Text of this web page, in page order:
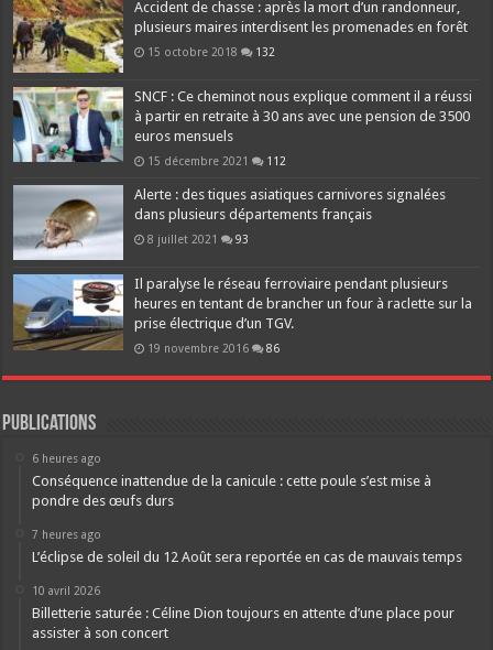
Accident de chasse : après la mort d’un randonneur,
plusieurs maires interdisent les promenades en forêt
15 octobre 2018 132
SNCF : Ce cheminot nous explique comment il a réussi
à partir en retraite à 30 ans avec une pension de 3500
euros mensuels
15 décembre 2021 112
Alerte : des tiques asiatiques carnivores signalées
dans plusieurs départements français
8 juillet 2021 93
Il paralyse le réseau ferroviaire pendant plusieurs
heures en tentant de brancher un four à raclette sur la
prise électrique d’un TGV.
19 novembre 2016 86
Publications
6 heures ago
Conséquence inattendue de la canicule : cette poule s’est mise à
pondre des œufs durs
7 heures ago
L’éclipse de soleil du 12 Août sera reportée en cas de mauvais temps
10 avril 2026
Billetterie saturée : Céline Dion toujours en attente d’une place pour
assister à son concert